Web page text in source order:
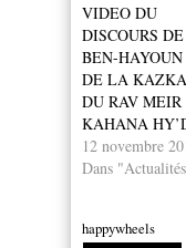
VIDEO DU
DISCOURS
BEN-HAYOUN
DE LA
DU RAV MEIR
KAHANA
12 novembre
Dans
happywheels